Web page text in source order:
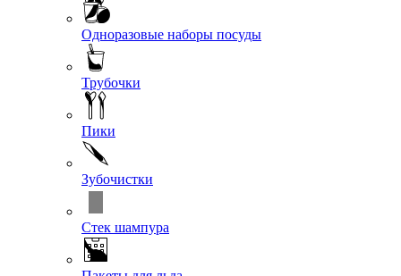
Одноразовые наборы посуды
Трубочки
Пики
Зубочистки
Стек шампура